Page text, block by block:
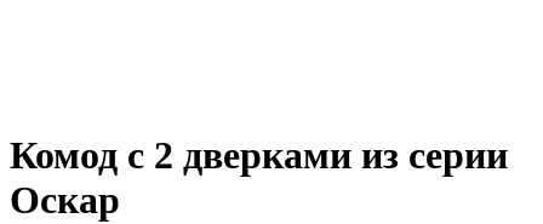
Комод с 2 дверками из серии
Оскар